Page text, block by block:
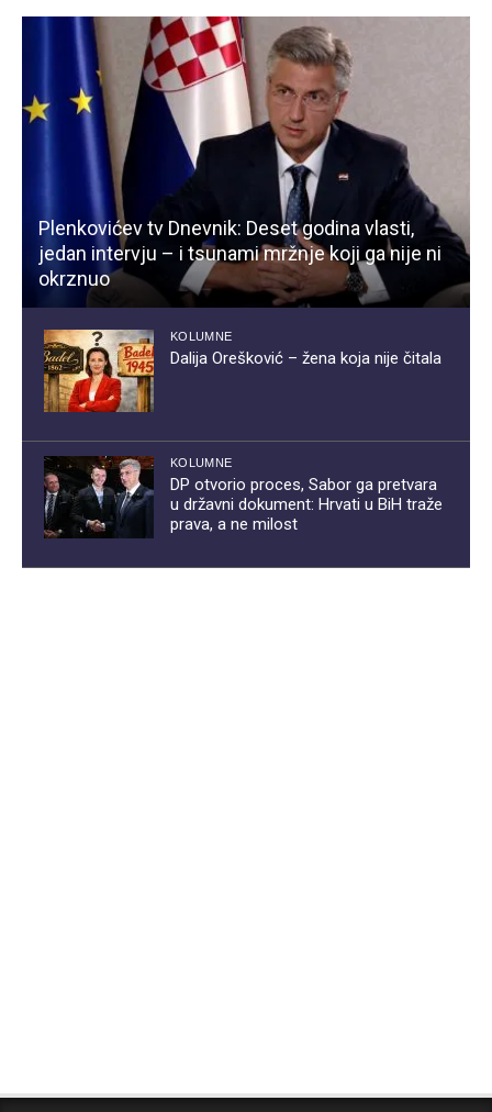
Plenkovićev tv Dnevnik: Deset godina vlasti,
jedan intervju – i tsunami mržnje koji ga nije ni
okrznuo
KOLUMNE
Dalija Orešković – žena koja nije čitala
KOLUMNE
DP otvorio proces, Sabor ga pretvara
u državni dokument: Hrvati u BiH traže
prava, a ne milost